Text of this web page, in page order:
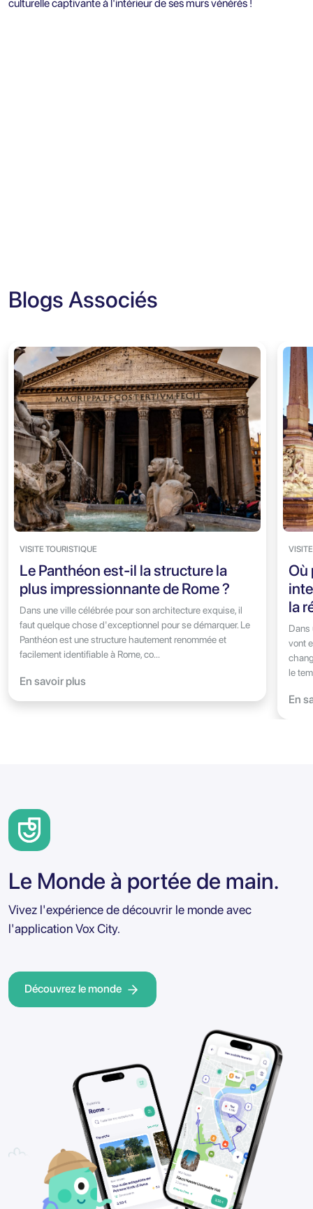
culturelle captivante à l'intérieur de ses murs vénérés !
Blogs Associés
VISITE TOURISTIQUE
Le Panthéon est-il la structure la
plus impressionnante de Rome ?
Dans une ville célébrée pour son architecture exquise, il
faut quelque chose d'exceptionnel pour se démarquer. Le
Panthéon est une structure hautement renommée et
facilement identifiable à Rome, co...
En savoir plus
Où
la
Dans
vont
le
En
Le Monde à portée de main.
Vivez l'expérience de découvrir le monde avec
l'application Vox City.
Découvrez le monde